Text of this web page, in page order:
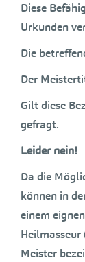
Diese
Urkunden
Die
Der
Gilt diese
gefragt.
Leider nein!
Da die
können in
einem
Meister